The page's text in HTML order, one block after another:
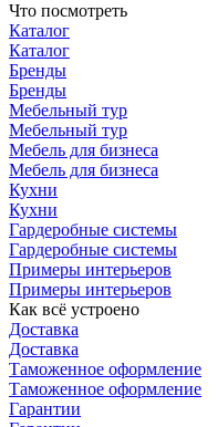
Что посмотреть
Каталог
Каталог
Бренды
Бренды
Мебельный тур
Мебельный тур
Мебель для бизнеса
Мебель для бизнеса
Кухни
Кухни
Гардеробные системы
Гардеробные системы
Примеры интерьеров
Примеры интерьеров
Как всё устроено
Доставка
Доставка
Таможенное оформление
Таможенное оформление
Гарантии